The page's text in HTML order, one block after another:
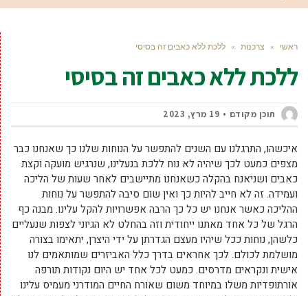
ראשי » צרכנות » ללכת ללא כאבים זה בסיסי
ללכת ללא כאבים זה בסיסי
תוכן מקודם 19 מרץ, 2023
איכשהו, התרגלנו עם השנים להתפשר על הנוחות שלנו כך שאנחנו כבר
מצפים כמעט לכך שיהיה לא נוח ללכת בנעלינו, שנרגיש מועקה וקצת
כאבים ושניאנח בהקלה כשאנחנו מתיישבים לאחר שעות של הליכה
ועמידה. זה לא חייב להיות כך ואין שום סיבה להתפשר על נוחות
ההליכה כאשר אנחנו יש כל כך הרבה אפשרויות להקל עלינו. מבנה כף
הרגל של כל אחד מאתנו ייחודית וזה בהחלט לא הגיוני לצפות שנעליים
כלשהן, נוחות ככל שיהיו מעצם הגדרתן על ידי היצרן, יתאימו בצורה
מושלמת לכולם. לכך אחראים בדרך כלל האביזרים שמותאמים לנו
אישית ונקראים מדרסים. כמעט לכל אחד יש היום נקודות תורפה
אורתופדיות משלו במיוחד משום שאורח החיים המודרני מעמיס עלינו